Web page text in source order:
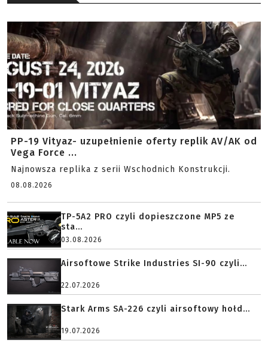
PP-19 Vityaz- uzupełnienie oferty replik AV/AK od
Vega Force ...
Najnowsza replika z serii Wschodnich Konstrukcji.
08.08.2026
TP-5A2 PRO czyli dopieszczone MP5 ze
sta...
03.08.2026
Airsoftowe Strike Industries SI-90 czyli...
22.07.2026
Stark Arms SA-226 czyli airsoftowy hołd...
19.07.2026